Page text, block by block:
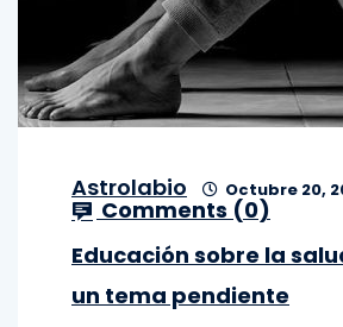
Astrolabio Octubre 20,
Comments (0)
Educación sobre la
un tema pendiente